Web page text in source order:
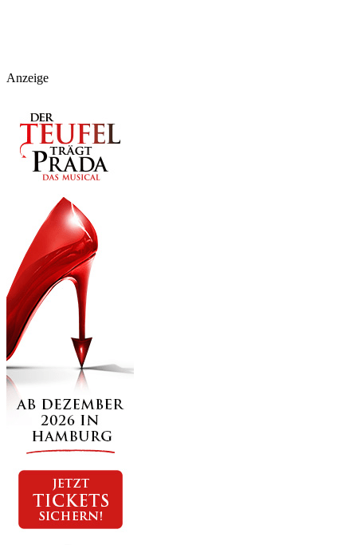
Anzeige